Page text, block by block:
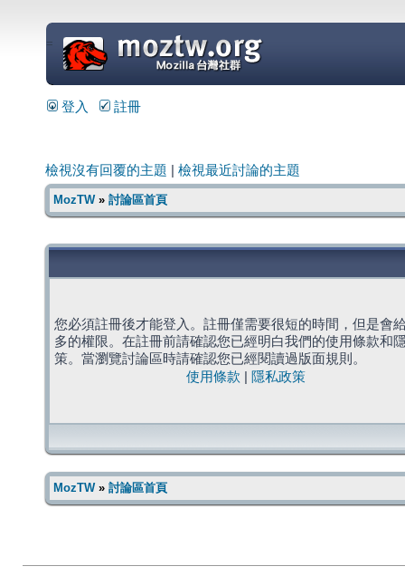
=
登入 註冊
檢視沒有回覆的主題 檢視最近討論的主題
MozTW» 討論區首頁
您必須註冊後才能登入。註冊僅需要很短的時間，但是會
多的權限。在註冊前請確認您已經明白我們的使用條款和
策。當瀏覽討論區時請確認您已經閱讀過版面規則。
使用條款
隱私政策
MozTW» 討論區首頁